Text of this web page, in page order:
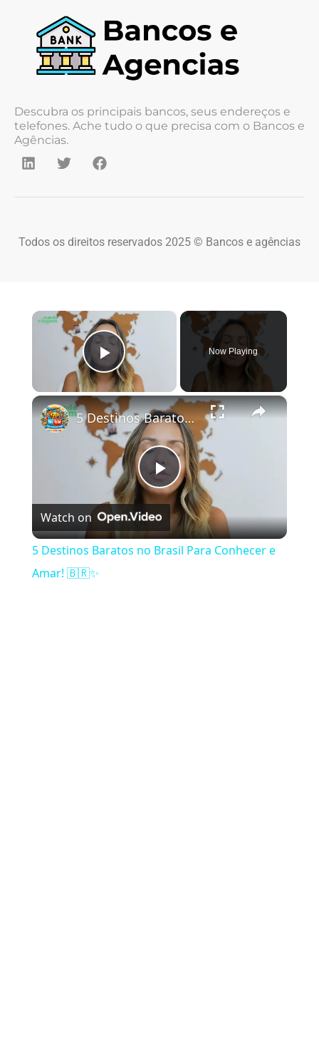
Descubra os principais bancos, seus endereços e
telefones. Ache tudo o que precisa com o Bancos e
Agências.
Todos os direitos reservados 2025 © Bancos e agências
×
Play Video
Now Playing
×
Play Video
5 Destinos Baratos no Brasil Para Conhecer e Amar! 🇧🇷✨
Watch on
5 Destinos Baratos no Brasil Para Conhecer e
Amar! 🇧🇷✨